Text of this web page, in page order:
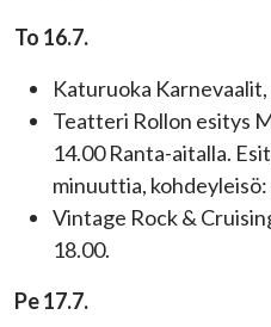
To 16.7.
Katuruoka Karnevaalit,
Teatteri Rollon esitys
14.00 Ranta-aitalla.
minuuttia,
Vintage Rock &
18.00.
Pe 17.7.